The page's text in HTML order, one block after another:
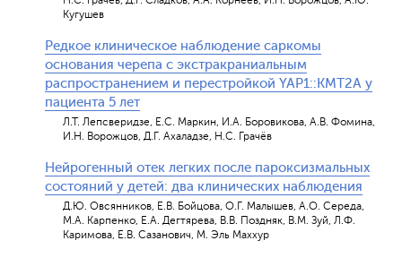
Кугушев
Редкое клиническое наблюдение саркомы
основания черепа с экстракраниальным
распространением и перестройкой YAP1::KMT2A у
пациента 5 лет
Л.Т. Лепсверидзе, Е.С. Маркин, И.А. Боровикова, А.В. Фомина,
И.Н. Ворожцов, Д.Г. Ахаладзе, Н.С. Грачёв
Нейрогенный отек легких после пароксизмальных
состояний у детей: два клинических наблюдения
Д.Ю. Овсянников, Е.В. Бойцова, О.Г. Малышев, А.О. Середа,
М.А. Карпенко, Е.А. Дегтярева, В.В. Поздняк, В.М. Зуй, Л.Ф.
Каримова, Е.В. Сазанович, М. Эль Маххур